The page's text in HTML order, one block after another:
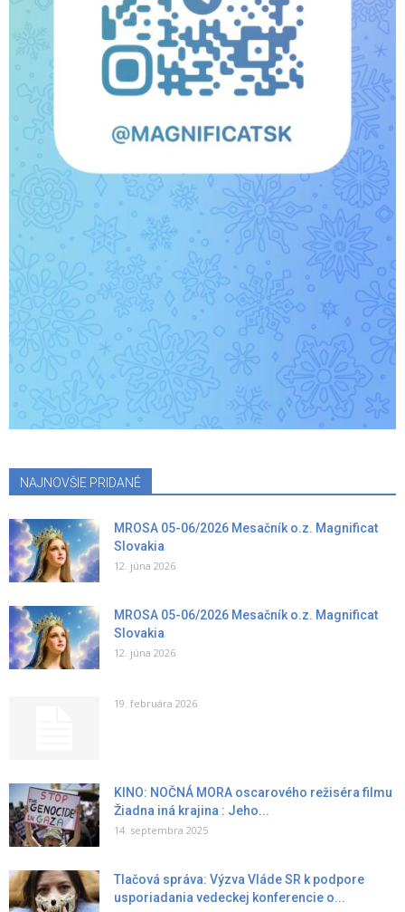
NAJNOVŠIE PRIDANÉ
MROSA 05-06/2026 Mesačník o.z. Magnificat
Slovakia
12. júna 2026
MROSA 05-06/2026 Mesačník o.z. Magnificat
Slovakia
12. júna 2026
19. februára 2026
KINO: NOČNÁ MORA oscarového režiséra filmu
Žiadna iná krajina : Jeho...
14. septembra 2025
Tlačová správa: Výzva Vláde SR k podpore
usporiadania vedeckej konferencie o...